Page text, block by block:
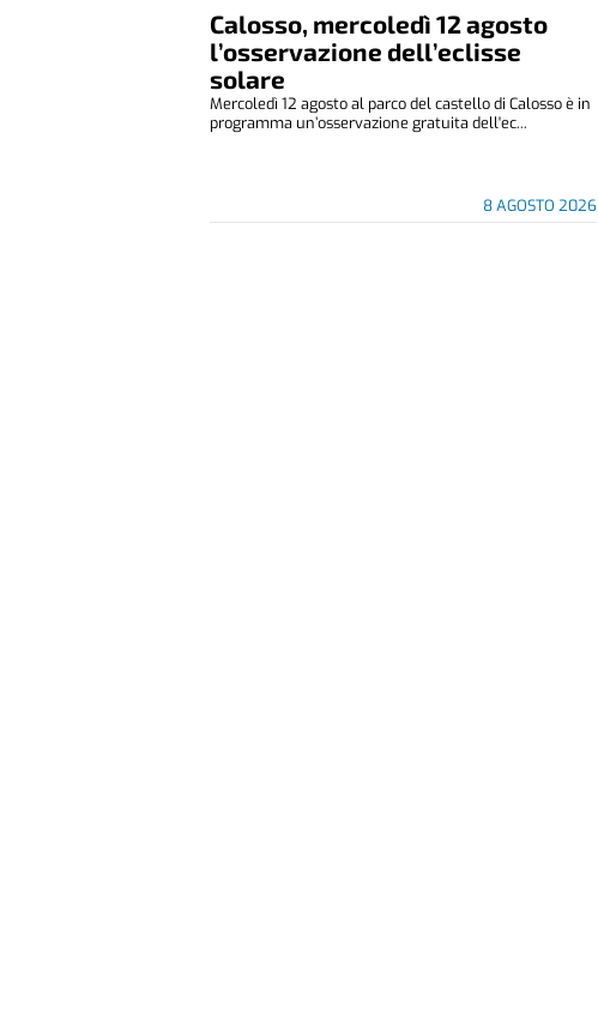
Calosso, mercoledì 12 agosto
l’osservazione dell’eclisse
solare
8 AGOSTO 2026
Mercoledì 12 agosto al parco del castello di Calosso è in
programma un’osservazione gratuita dell'ec...